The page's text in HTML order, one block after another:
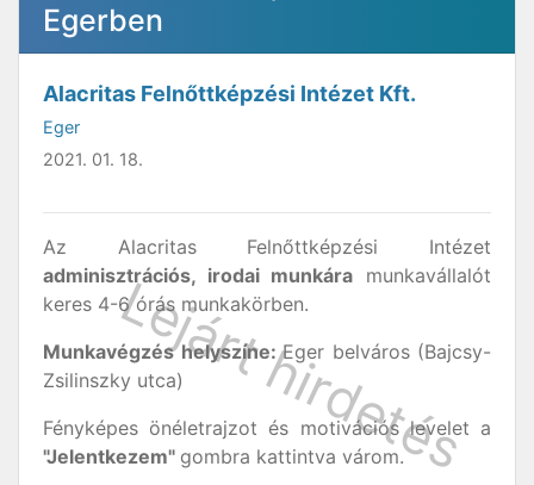
Egerben
Alacritas Felnőttképzési Intézet Kft.
Eger
2021. 01. 18.
Az Alacritas Felnőttképzési Intézet
adminisztrációs, irodai munkára munkavállalót
keres 4-6 órás munkakörben.
Munkavégzés helyszíne:Eger belváros (Bajcsy-
Zsilinszky utca)
Fényképes önéletrajzot és motivációs levelet a
"Jelentkezem" gombra kattintva várom.